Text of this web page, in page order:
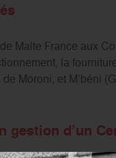
Malte France aux
la
Moroni, et M’béni
gestion d’un